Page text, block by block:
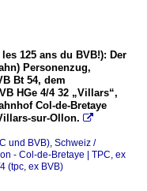
125 ans du BVB!): Der
Personenzug,
Bt 54, dem
HGe 4/4 32 „Villars“,
Col-de-Bretaye
sur-Ollon. 
und BVB) Schweiz /
- Col-de-Bretaye | TPC, ex
(tpc, ex BVB)